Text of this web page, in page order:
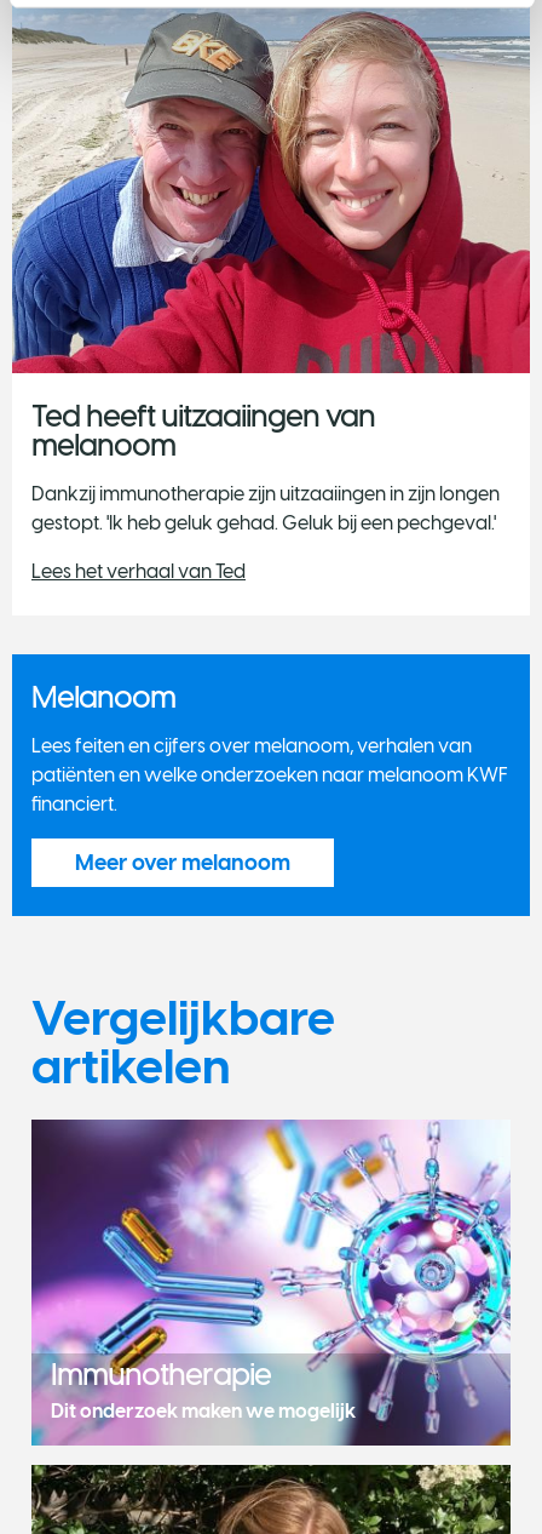
Ted heeft uitzaaiingen van
melanoom
Dankzij immunotherapie zijn uitzaaiingen in zijn longen
gestopt. 'Ik heb geluk gehad. Geluk bij een pechgeval.'
Lees het verhaal van Ted
Melanoom
Lees feiten en cijfers over melanoom, verhalen van
patiënten en welke onderzoeken naar melanoom KWF
financiert.
Meer over melanoom
Vergelijkbare
artikelen
Immunotherapie
Dit onderzoek maken we mogelijk